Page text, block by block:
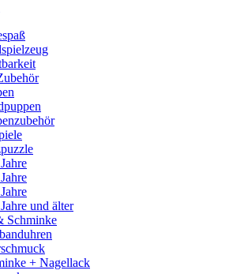
und älter
Schminke
+ Nagellack